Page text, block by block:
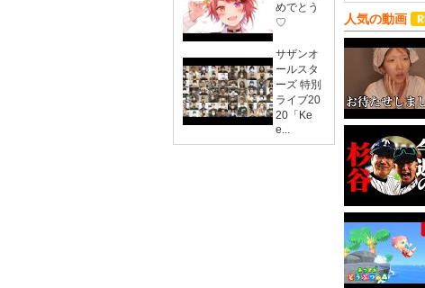
めでとう
♡
サザンオ
ールスタ
ーズ 特別
ライブ20
20「Ke
e...
人気の動画